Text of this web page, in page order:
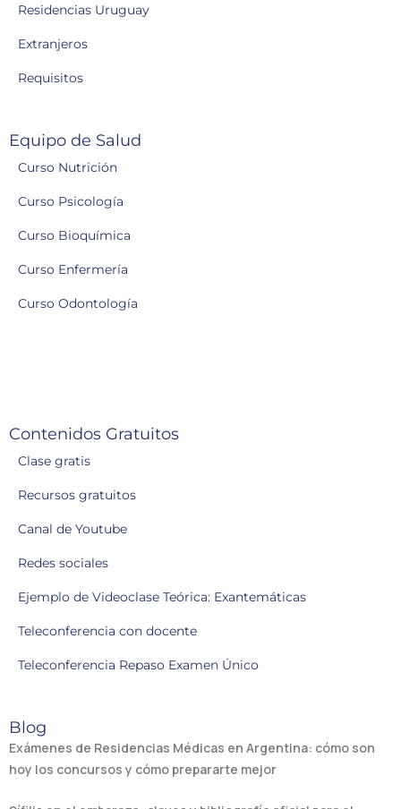
Residencias Uruguay
Extranjeros
Requisitos
Equipo de Salud
Curso Nutrición
Curso Psicología
Curso Bioquímica
Curso Enfermería
Curso Odontología
Contenidos Gratuitos
Clase gratis
Recursos gratuitos
Canal de Youtube
Redes sociales
Ejemplo de Videoclase Teórica: Exantemáticas
Teleconferencia con docente
Teleconferencia Repaso Examen Único
Blog
Exámenes de Residencias Médicas en Argentina: cómo son
hoy los concursos y cómo prepararte mejor